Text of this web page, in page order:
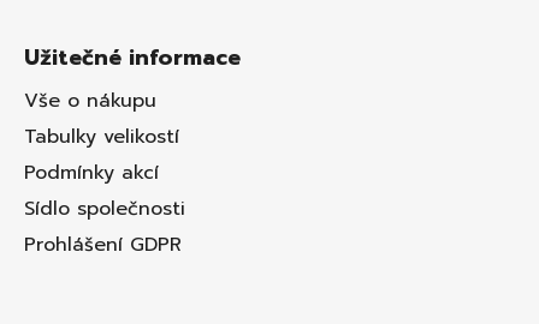
Užitečné informace
Vše o nákupu
Tabulky velikostí
Podmínky akcí
Sídlo společnosti
Prohlášení GDPR